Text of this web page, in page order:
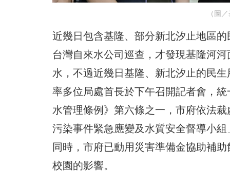
（圖
近幾日包含基隆、部分新北汐止地區
台灣自來水公司巡查，才發現基隆河
水，不過近幾日基隆、新北汐止的民
率多位局處首長於下午召開記者會，
水管理條例》第六條之一，市府依法
污染事件緊急應變及水質安全督導小
同時，市府已動用災害準備金協助補
校園的影響。